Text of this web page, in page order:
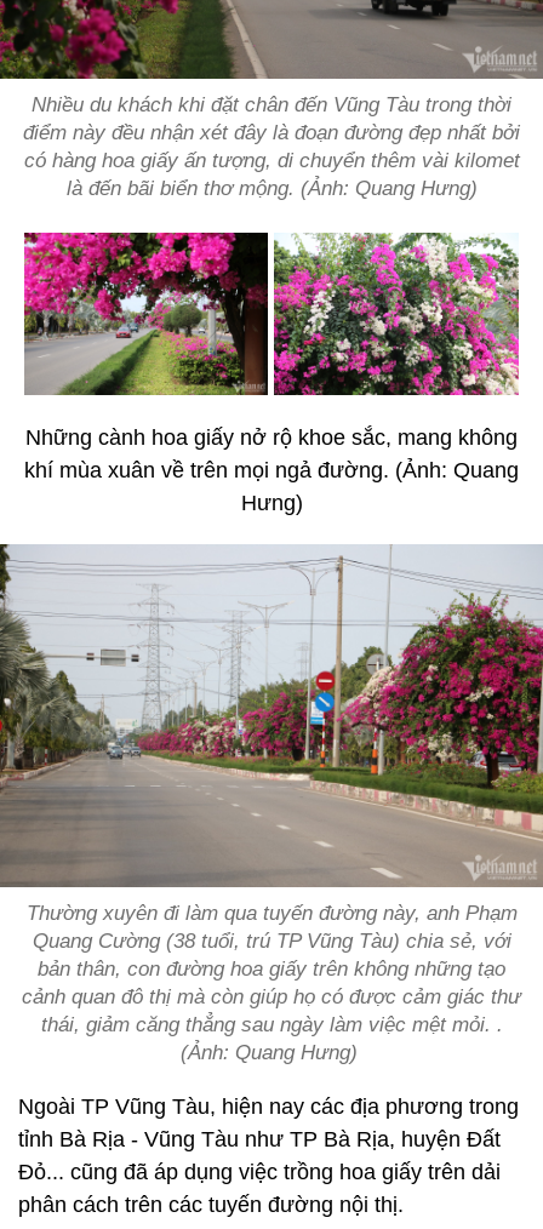
Nhiều du khách khi đặt chân đến Vũng Tàu trong thời
điểm này đều nhận xét đây là đoạn đường đẹp nhất bởi
có hàng hoa giấy ấn tượng, di chuyển thêm vài kilomet
là đến bãi biển thơ mộng. (Ảnh: Quang Hưng)
Những cành hoa giấy nở rộ khoe sắc, mang không
khí mùa xuân về trên mọi ngả đường. (Ảnh: Quang
Hưng)
Thường xuyên đi làm qua tuyến đường này, anh Phạm
Quang Cường (38 tuổi, trú TP Vũng Tàu) chia sẻ, với
bản thân, con đường hoa giấy trên không những tạo
cảnh quan đô thị mà còn giúp họ có được cảm giác thư
thái, giảm căng thẳng sau ngày làm việc mệt mỏi. .
(Ảnh: Quang Hưng)
Ngoài TP Vũng Tàu, hiện nay các địa phương trong
tỉnh Bà Rịa - Vũng Tàu như TP Bà Rịa, huyện Đất
Đỏ... cũng đã áp dụng việc trồng hoa giấy trên dải
phân cách trên các tuyến đường nội thị.